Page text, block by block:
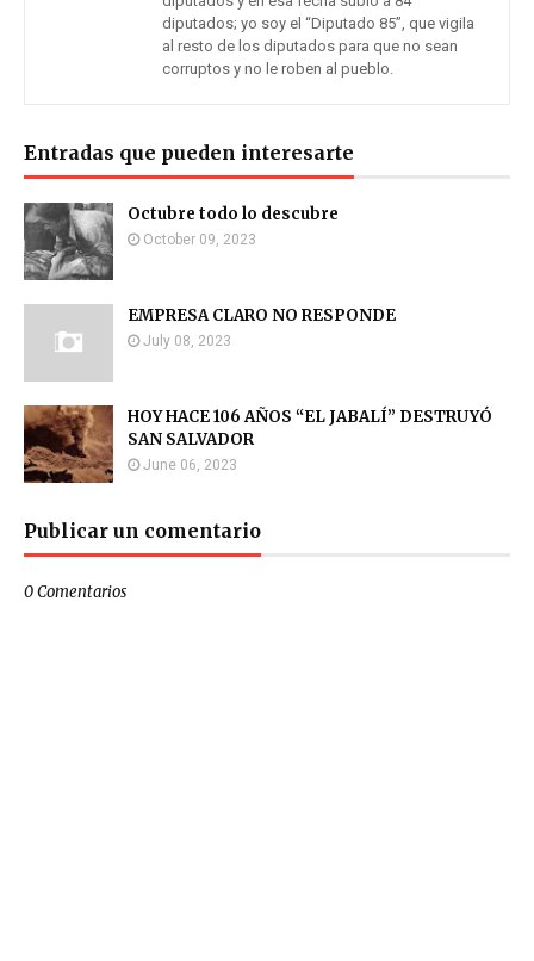
diputados; yo soy el “Diputado 85”, que vigila
al resto de los diputados para que no sean
corruptos y no le roben al pueblo.
Entradas que pueden interesarte
Octubre todo lo descubre
October 09, 2023
EMPRESA CLARO NO RESPONDE
July 08, 2023
HOY HACE 106 AÑOS “EL JABALÍ” DESTRUYÓ
SAN SALVADOR
June 06, 2023
Publicar un comentario
0 Comentarios